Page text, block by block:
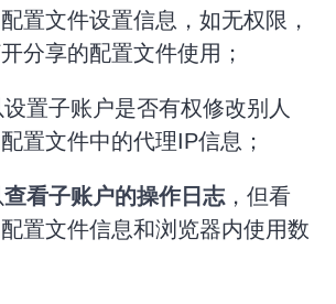
置文件设置信息，如无权限，
分享的配置文件使用；
置子账户是否有权修改别人
置文件中的代理IP信息；
查看子账户的操作日志 ，但看
置文件信息和浏览器内使用数